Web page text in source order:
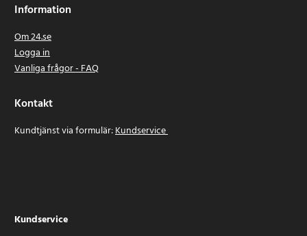
Information
Om 24.se
Logga in
Vanliga frågor - FAQ
Kontakt
Kundtjänst via formulär:Kundservice
Kundservice